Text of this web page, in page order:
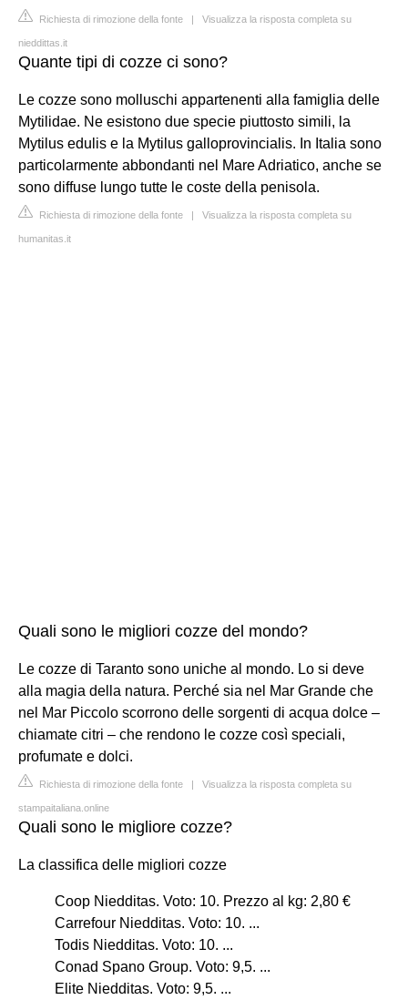
Richiesta di rimozione della fonte | Visualizza la risposta completa su
nieddittas.it
Quante tipi di cozze ci sono?
Le cozze sono molluschi appartenenti alla famiglia delle
Mytilidae. Ne esistono due specie piuttosto simili, la
Mytilus edulis e la Mytilus galloprovincialis. In Italia sono
particolarmente abbondanti nel Mare Adriatico, anche se
sono diffuse lungo tutte le coste della penisola.
Richiesta di rimozione della fonte | Visualizza la risposta completa su
humanitas.it
Quali sono le migliori cozze del mondo?
Le cozze di Taranto sono uniche al mondo. Lo si deve
alla magia della natura. Perché sia nel Mar Grande che
nel Mar Piccolo scorrono delle sorgenti di acqua dolce –
chiamate citri – che rendono le cozze così speciali,
profumate e dolci.
Richiesta di rimozione della fonte | Visualizza la risposta completa su
stampaitaliana.online
Quali sono le migliore cozze?
La classifica delle migliori cozze
Coop Niedditas. Voto: 10. Prezzo al kg: 2,80 €
Carrefour Niedditas. Voto: 10. ...
Todis Niedditas. Voto: 10. ...
Conad Spano Group. Voto: 9,5. ...
Elite Niedditas. Voto: 9,5. ...